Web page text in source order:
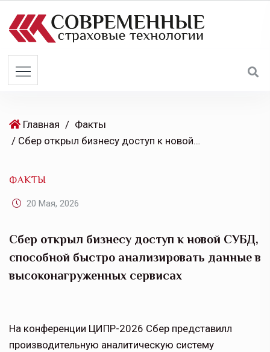
Главная / Факты
/ Сбер открыл бизнесу доступ к новой СУБД, способной быстро анализировать данные в высоконагруженных сервисах
ФАКТЫ
20 Мая, 2026
Сбер открыл бизнесу доступ к новой СУБД,
способной быстро анализировать данные в
высоконагруженных сервисах
На конференции ЦИПР-2026 Сбер представилл
производительную аналитическую систему